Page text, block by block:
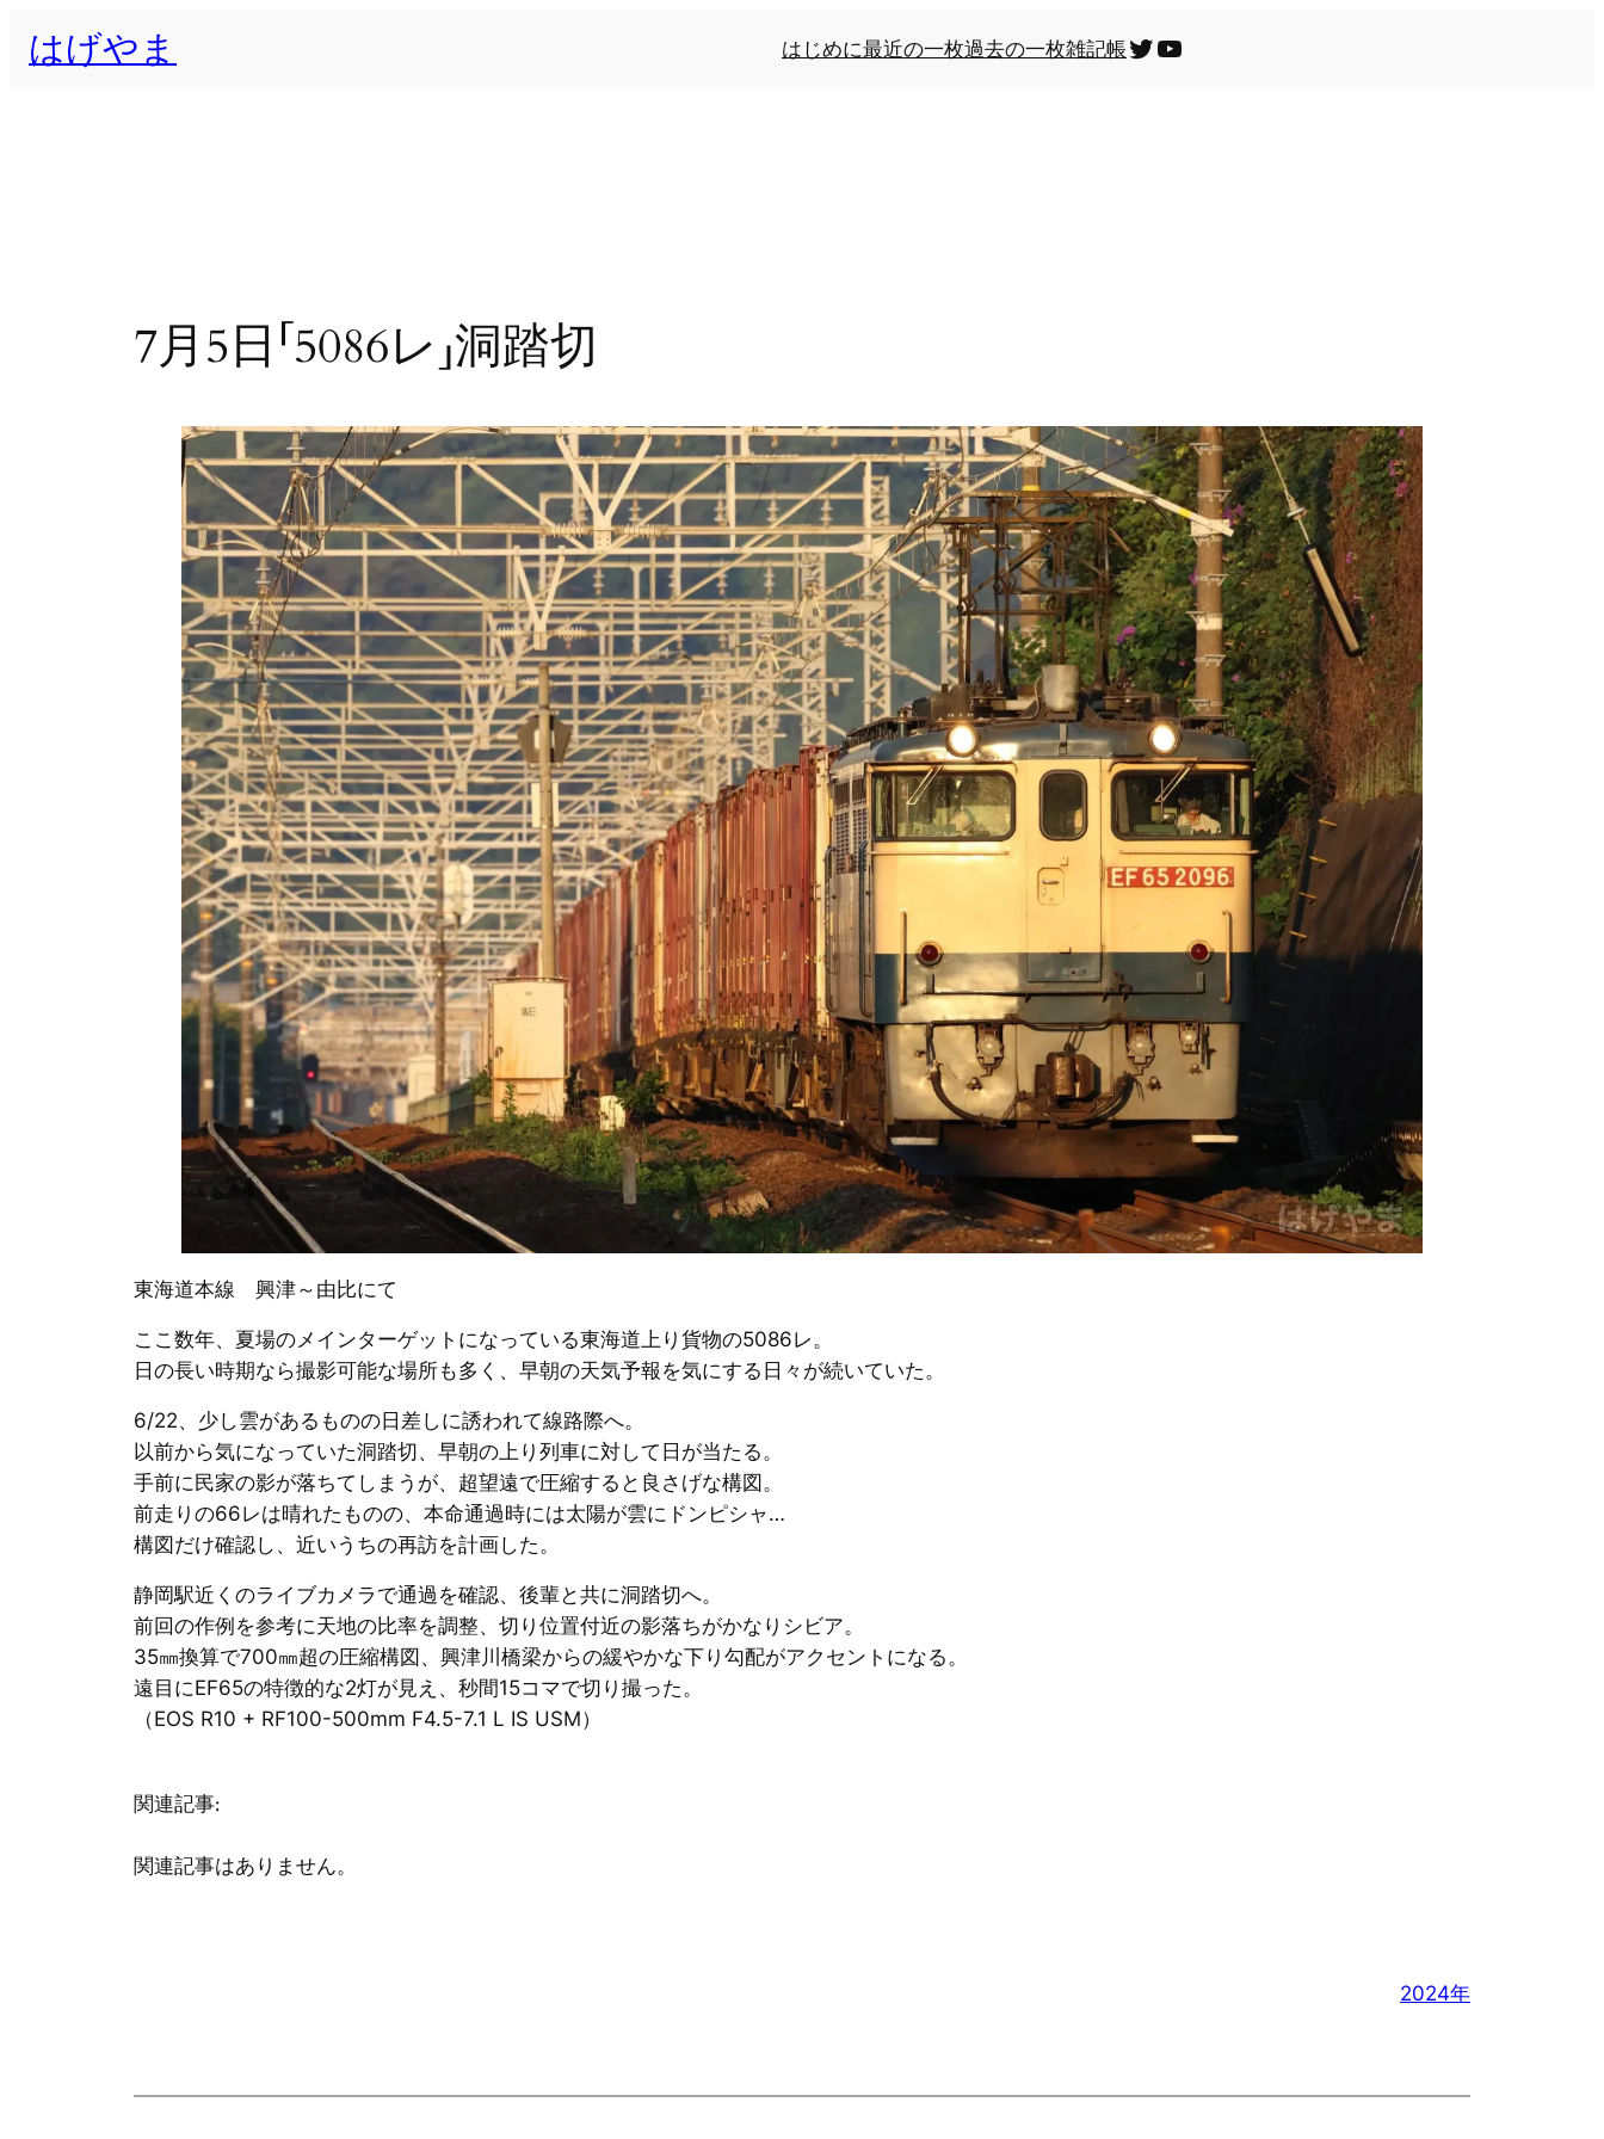
はげやま はじめに最近の一枚過去の一枚雑記帳 Twitter
YouTube
7月5日「5086レ」洞踏切
東海道本線 興津～由比にて
ここ数年、夏場のメインターゲットになっている東海道上り貨物の5086レ。
日の長い時期なら撮影可能な場所も多く、早朝の天気予報を気にする日々が続いていた。
6/22、少し雲があるものの日差しに誘われて線路際へ。
以前から気になっていた洞踏切、早朝の上り列車に対して日が当たる。
手前に民家の影が落ちてしまうが、超望遠で圧縮すると良さげな構図。
前走りの66レは晴れたものの、本命通過時には太陽が雲にドンピシャ…
構図だけ確認し、近いうちの再訪を計画した。
静岡駅近くのライブカメラで通過を確認、後輩と共に洞踏切へ。
前回の作例を参考に天地の比率を調整、切り位置付近の影落ちがかなりシビア。
35㎜換算で700㎜超の圧縮構図、興津川橋梁からの緩やかな下り勾配がアクセントになる。
遠目にEF65の特徴的な2灯が見え、秒間15コマで切り撮った。
（EOS R10 + RF100-500mm F4.5-7.1 L IS USM）
関連記事:
関連記事はありません。
2024年